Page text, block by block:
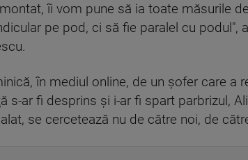
îi vom pune să ia toate măsurile
pe pod, ci să fie paralel cu podul",
în mediul online, de un şofer care a
s-ar fi desprins şi i-ar fi spart parbrizul,
se cercetează nu de către noi, de